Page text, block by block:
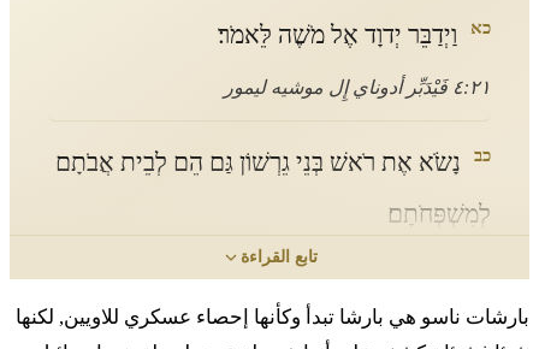
כא וַיְדַבֵּר יְדוָד אֶל מֹשֶׁה לֵּאמֹר׃
٤:٢١ فَيْدَبِّر أدوناي إِل موشيه ليمور
כב
נָשֹׂא אֶת רֹאשׁ בְּנֵי גֵרְשׁוֹן גַּם הֵם לְבֵית אֲבֹתָם
לְמִשְׁפְּחֹתָם׃
٢٢ ناسو إِت روش بْنيه جيرشون جام هيم لْبيت أَبوتام
تابع القراءة
بارشات ناسو هي بارشا تبدأ وكأنها إحصاء عسكري للاويين, لكنها